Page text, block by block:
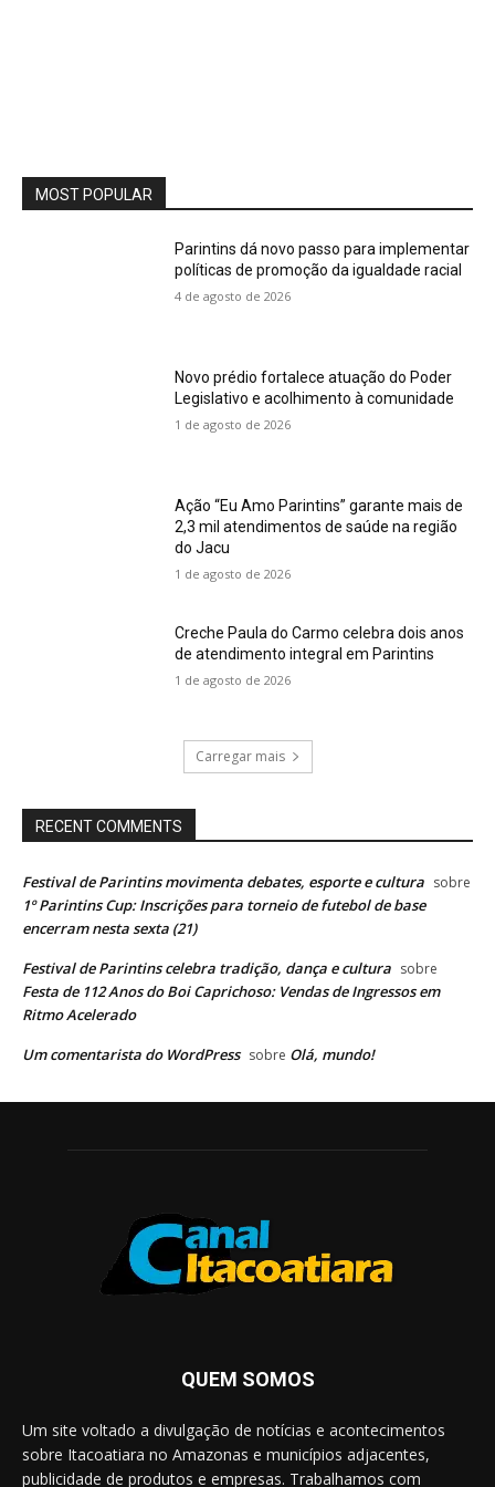
MOST POPULAR
Parintins dá novo passo para implementar
políticas de promoção da igualdade racial
4 de agosto de 2026
Novo prédio fortalece atuação do Poder
Legislativo e acolhimento à comunidade
1 de agosto de 2026
Ação “Eu Amo Parintins” garante mais de
2,3 mil atendimentos de saúde na região
do Jacu
1 de agosto de 2026
Creche Paula do Carmo celebra dois anos
de atendimento integral em Parintins
1 de agosto de 2026
Carregar mais
RECENT COMMENTS
Festival de Parintins movimenta debates, esporte e cultura sobre
1º Parintins Cup: Inscrições para torneio de futebol de base
encerram nesta sexta (21)
Festival de Parintins celebra tradição, dança e cultura sobre
Festa de 112 Anos do Boi Caprichoso: Vendas de Ingressos em
Ritmo Acelerado
Um comentarista do WordPress sobre Olá, mundo!
QUEM SOMOS
Um site voltado a divulgação de notícias e acontecimentos
sobre Itacoatiara no Amazonas e municípios adjacentes,
publicidade de produtos e empresas. Trabalhamos com